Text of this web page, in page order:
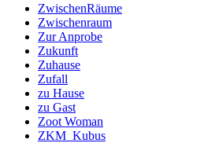
ZwischenRäume
Zwischenraum
Zur Anprobe
Zukunft
Zuhause
Zufall
zu Hause
zu Gast
Zoot Woman
ZKM_Kubus